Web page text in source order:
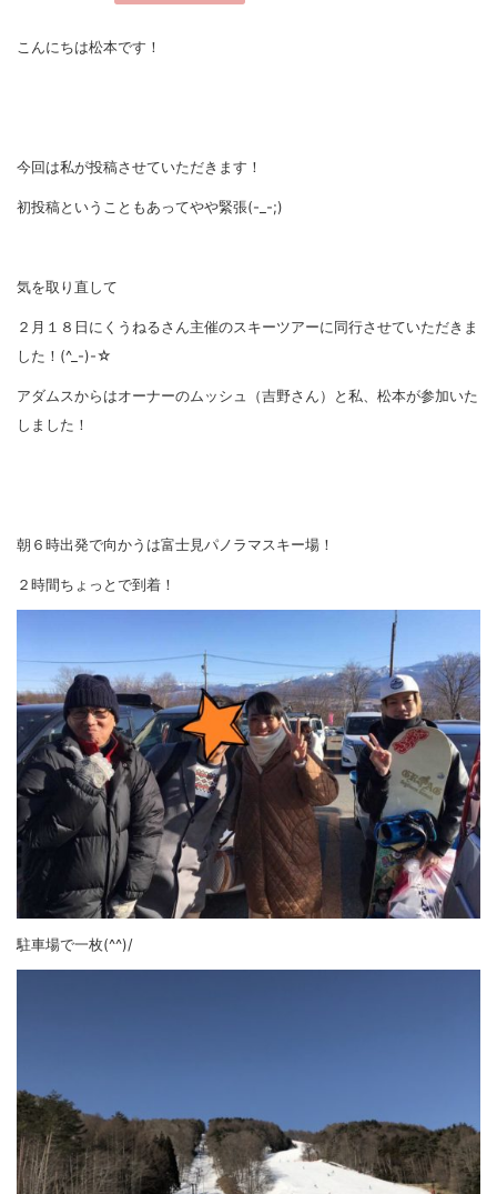
こんにちは松本です！
今回は私が投稿させていただきます！
初投稿ということもあってやや緊張(-_-;)
気を取り直して
２月１８日にくうねるさん主催のスキーツアーに同行させていただきま
した！(^_-)-☆
アダムスからはオーナーのムッシュ（吉野さん）と私、松本が参加いた
しました！
朝６時出発で向かうは富士見パノラマスキー場！
２時間ちょっとで到着！
駐車場で一枚(^^)/